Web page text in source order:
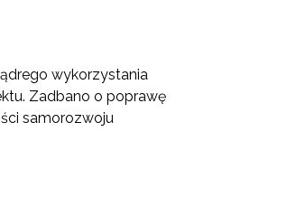
wykorzystania
Zadbano o poprawę
samorozwoju